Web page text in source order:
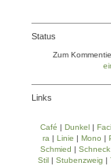
Status
Zum
Links
Café | Dun­kel |
ra | Linie | Mo­no |
Schmied | Schneck
Stil | Stu­ben­zweig |